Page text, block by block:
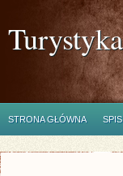
STRONA GŁÓWNA